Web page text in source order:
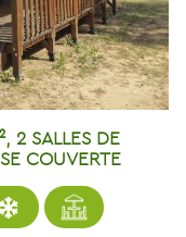
2 SALLES DE
COUVERTE